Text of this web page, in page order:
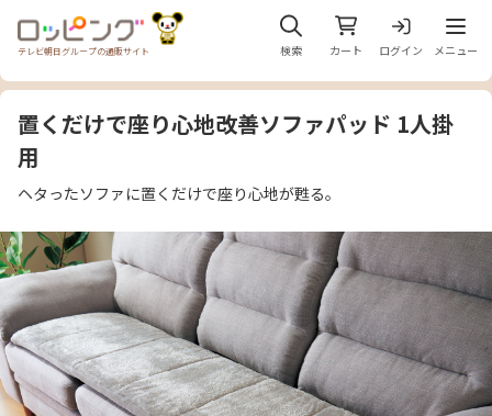
テレビ朝日グループの通販サイト 検索 カート ログイン
メニ
メニュー
置くだけで座り心地改善ソファパッド 1人掛
用
ヘタったソファに置くだけで座り心地が甦る。